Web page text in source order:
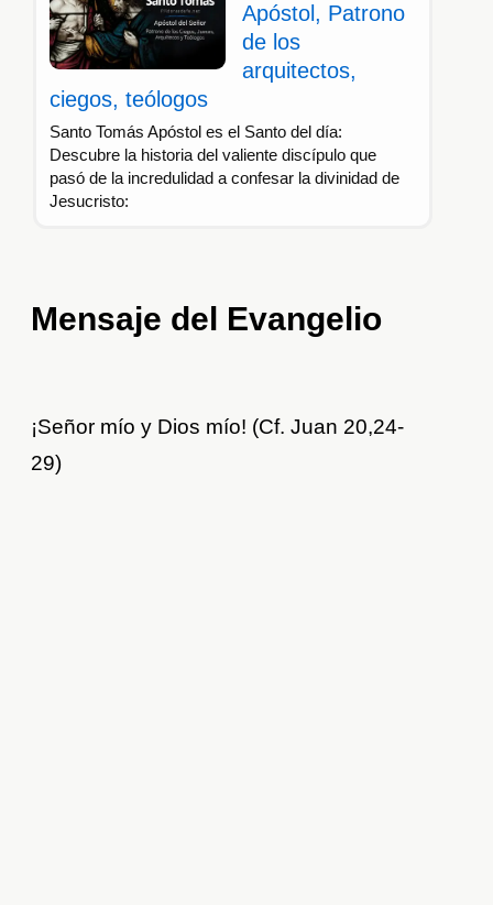
Apóstol, Patrono
de los
arquitectos,
ciegos, teólogos
Santo Tomás Apóstol es el Santo del día:
Descubre la historia del valiente discípulo que
pasó de la incredulidad a confesar la divinidad de
Jesucristo:
Mensaje del Evangelio
¡Señor mío y Dios mío! (Cf. Juan 20,24-
29)